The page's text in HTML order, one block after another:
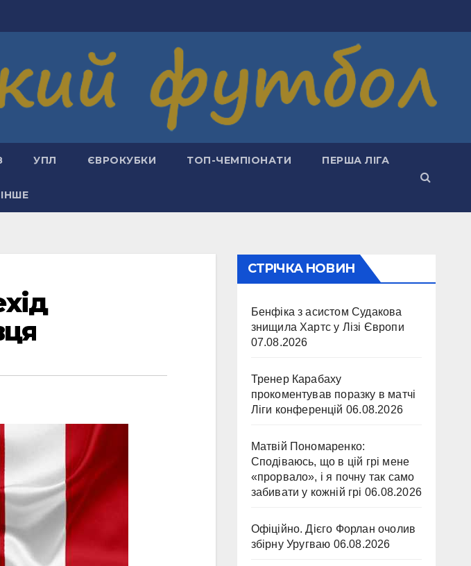
УПЛ ЄВРОКУБКИ ТОП-ЧЕМПІОНАТИ ПЕРША ЛІГА
ІНШЕ
СТРІЧКА НОВИН
Бенфіка з асистом Судакова
знищила Хартс у Лізі Європи
07.08.2026
Тренер Карабаху
прокоментував поразку в матчі
Ліги конференцій 06.08.2026
Матвій Пономаренко:
Сподіваюсь, що в цій грі мене
«прорвало», і я почну так само
забивати у кожній грі 06.08.2026
Офіційно. Дієго Форлан очолив
збірну Уругваю 06.08.2026